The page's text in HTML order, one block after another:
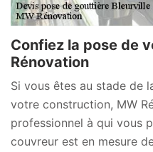
Confiez la pose de
Rénovation
Si vous êtes au stade de
votre construction, MW
professionnel à qui vous
couvreur est en mesure